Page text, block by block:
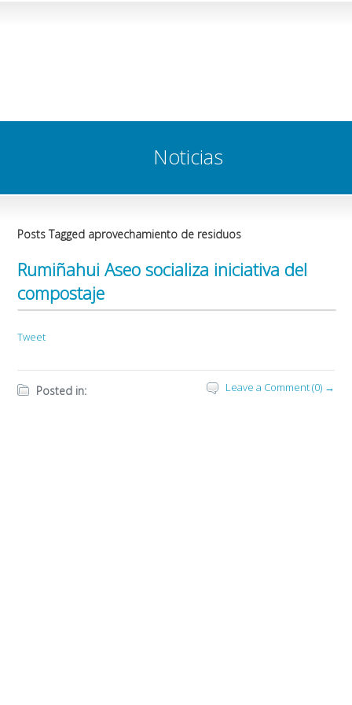
Noticias
Posts Tagged aprovechamiento de residuos
Rumiñahui Aseo socializa iniciativa del
compostaje
Tweet
Posted in: Leave a Comment (0) →